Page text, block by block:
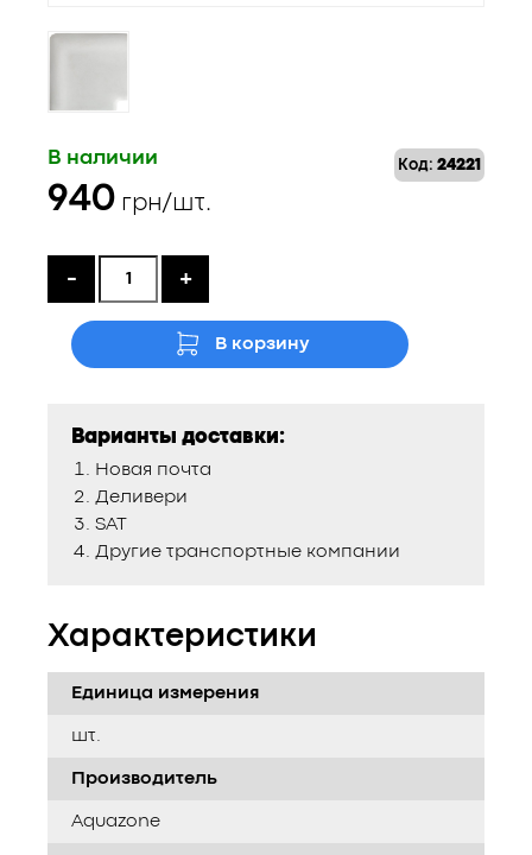
Код: 24221
В наличии
940 грн/шт.
- +
В корзину
Варианты доставки:
Новая почта
Деливери
SAT
Другие транспортные компании
Характеристики
Единица измерения
шт.
Производитель
Aquazone